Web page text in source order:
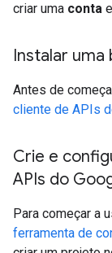
criar uma conta
Instalar
Antes de
cliente de APIs
Crie e
APIs do
Para começar a
ferramenta de